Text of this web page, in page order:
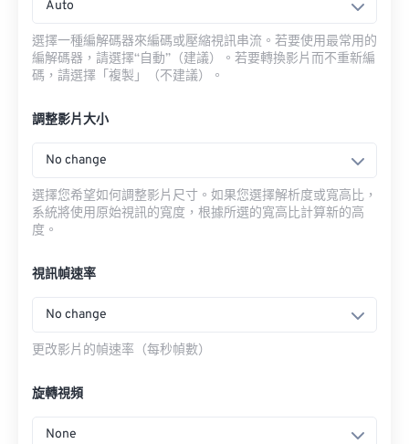
Auto
選擇一種編解碼器來編碼或壓縮視訊串流。若要使用最常用的
編解碼器，請選擇“自動”（建議）。若要轉換影片而不重新編
碼，請選擇「複製」（不建議）。
調整影片大小
No change
選擇您希望如何調整影片尺寸。如果您選擇解析度或寬高比，
系統將使用原始視訊的寬度，根據所選的寬高比計算新的高
度。
視訊幀速率
No change
更改影片的幀速率（每秒幀數）
旋轉視頻
None